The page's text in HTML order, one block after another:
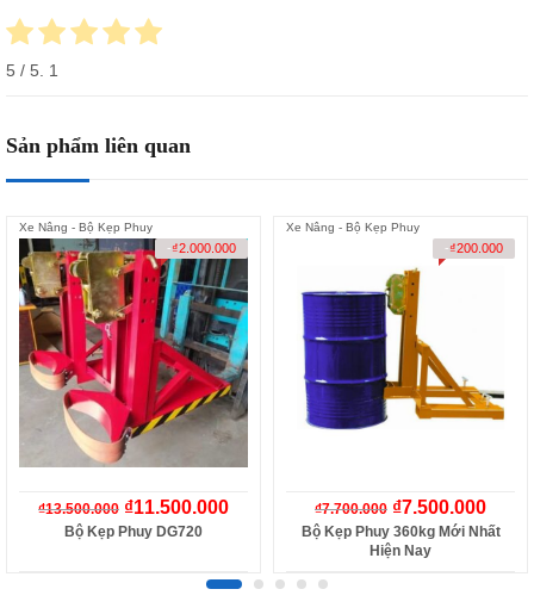
5 / 5. 1
Sản phẩm liên quan
Xe Nâng - Bộ Kẹp Phuy
-₫2.000.000
₫13.500.000 ₫11.500.000
Bộ Kẹp Phuy DG720
Xe Nâng - Bộ Kẹp Phuy
-₫200.000
₫7.700.000 ₫7.500.000
Bộ Kẹp Phuy 360kg Mới Nhất
Hiện Nay